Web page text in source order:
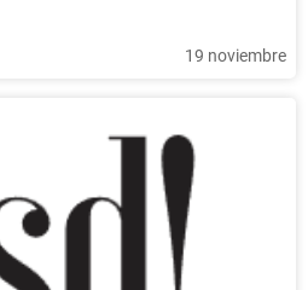
19 noviembre